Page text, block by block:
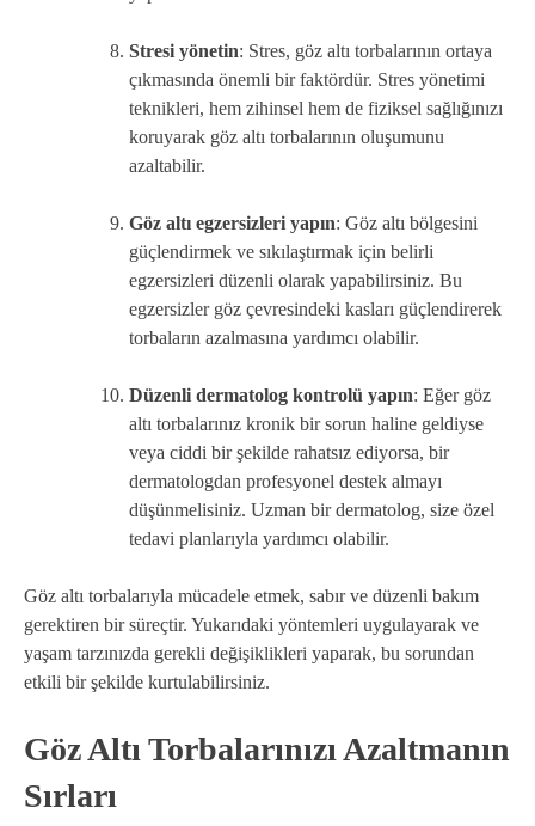
Stresi yönetin: Stres, göz altı torbalarının ortaya
çıkmasında önemli bir faktördür. Stres yönetimi
teknikleri, hem zihinsel hem de fiziksel sağlığınızı
koruyarak göz altı torbalarının oluşumunu
azaltabilir.
Göz altı egzersizleri yapın: Göz altı bölgesini
güçlendirmek ve sıkılaştırmak için belirli
egzersizleri düzenli olarak yapabilirsiniz. Bu
egzersizler göz çevresindeki kasları güçlendirerek
torbaların azalmasına yardımcı olabilir.
Düzenli dermatolog kontrolü yapın: Eğer göz
altı torbalarınız kronik bir sorun haline geldiyse
veya ciddi bir şekilde rahatsız ediyorsa, bir
dermatologdan profesyonel destek almayı
düşünmelisiniz. Uzman bir dermatolog, size özel
tedavi planlarıyla yardımcı olabilir.
Göz altı torbalarıyla mücadele etmek, sabır ve düzenli bakım
gerektiren bir süreçtir. Yukarıdaki yöntemleri uygulayarak ve
yaşam tarzınızda gerekli değişiklikleri yaparak, bu sorundan
etkili bir şekilde kurtulabilirsiniz.
Göz Altı Torbalarınızı Azaltmanın
Sırları